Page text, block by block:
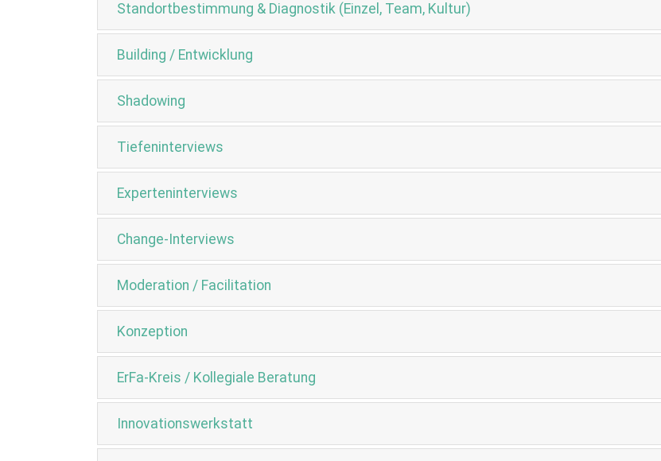
Standortbestimmung & Diagnostik (Einzel, Team, Kultur)
Building / Entwicklung
Shadowing
Tiefeninterviews
Experteninterviews
Change-Interviews
Moderation / Facilitation
Konzeption
ErFa-Kreis / Kollegiale Beratung
Innovationswerkstatt